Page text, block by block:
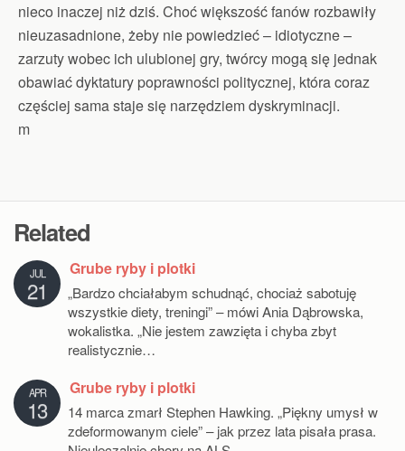
nieco inaczej niż dziś. Choć większość fanów rozbawiły
nieuzasadnione, żeby nie powiedzieć – idiotyczne –
zarzuty wobec ich ulubionej gry, twórcy mogą się jednak
obawiać dyktatury poprawności politycznej, która coraz
częściej sama staje się narzędziem dyskryminacji.
m
Related
JUL
21
Grube ryby i plotki
„Bardzo chciałabym schudnąć, chociaż sabotuję
wszystkie diety, treningi” – mówi Ania Dąbrowska,
wokalistka. „Nie jestem zawzięta i chyba zbyt
realistycznie…
APR
13
Grube ryby i plotki
14 marca zmarł Stephen Hawking. „Piękny umysł w
zdeformowanym ciele” – jak przez lata pisała prasa.